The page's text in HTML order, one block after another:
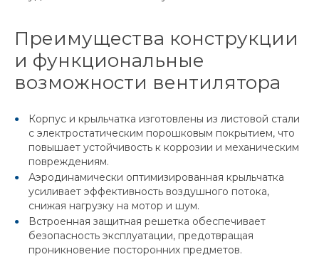
Преимущества конструкции
и функциональные
возможности вентилятора
Корпус и крыльчатка изготовлены из листовой стали
с электростатическим порошковым покрытием, что
повышает устойчивость к коррозии и механическим
повреждениям.
Аэродинамически оптимизированная крыльчатка
усиливает эффективность воздушного потока,
снижая нагрузку на мотор и шум.
Встроенная защитная решетка обеспечивает
безопасность эксплуатации, предотвращая
проникновение посторонних предметов.